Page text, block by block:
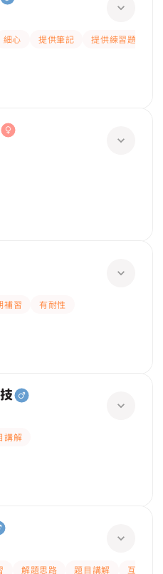
細心 提供筆記
提供練習題/試題
補習
有耐性
講解
解題思路 題目講解
互動教學